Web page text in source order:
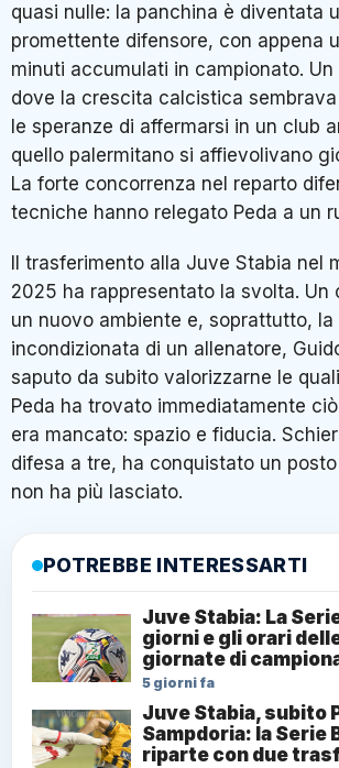
quasi nulle: la panchina è diventata
promettente difensore, con appena
minuti accumulati in campionato.
dove la crescita calcistica
le speranze di affermarsi in un club
quello palermitano si affievolivano
La forte concorrenza nel reparto
tecniche hanno relegato Peda a un
Il trasferimento alla Juve Stabia nel
2025 ha rappresentato la svolta. Un
un nuovo ambiente e, soprattutto, la
incondizionata di un allenatore,
saputo da subito valorizzarne le
Peda ha trovato immediatamente
era mancato: spazio e fiducia.
difesa a tre, ha conquistato un
non ha più lasciato.
POTREBBE INTERESSARTI
Juve Stabia: La
giorni e gli orari
giornate di
5 giorni fa
Juve Stabia, subito
Sampdoria: la Serie
riparte con due